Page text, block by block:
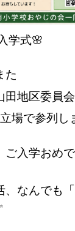
学式🌸
た
地区委員会
場で参列し
ご入学おめ
、なんでも